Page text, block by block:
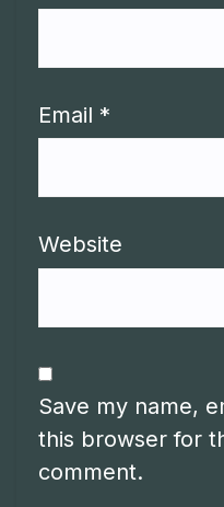
Email *
Website
Save my name,
this browser for
comment.